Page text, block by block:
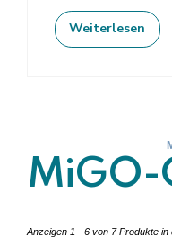
Weiterlesen
MiGO-
Anzeigen 1 - 6 von 7 Produkte in